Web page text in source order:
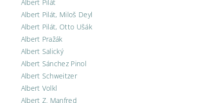
Albert Pilát
Albert Pilát, Miloš Deyl
Albert Pilát, Otto Ušák
Albert Pražák
Albert Salický
Albert Sánchez Pinol
Albert Schweitzer
Albert Volkl
Albert Z. Manfred